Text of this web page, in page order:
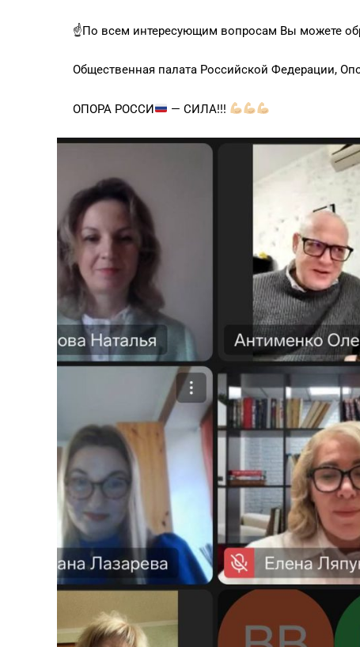
☝По всем интересующим вопросам Вы можете
Общественная палата Российской Федерации,
ОПОРА РОССИ — СИЛА!!!